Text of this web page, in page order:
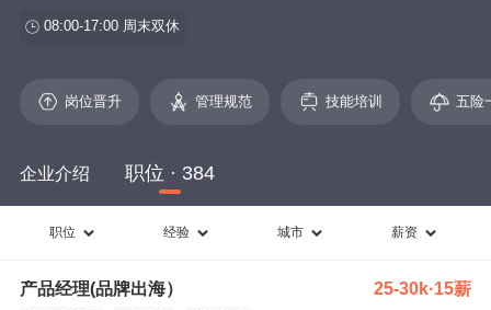
08:00-17:00 周末双休
岗位晋升 管理规范 技能培训 五险
企业介绍 职位 · 384
职位 经验 城市 薪资
产品经理(品牌出海） 25-30k·15薪